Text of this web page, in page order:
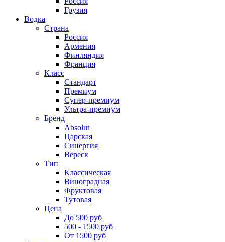
Грузия
Водка
Страна
Россия
Армения
Финляндия
Франция
Класс
Стандарт
Премиум
Супер-премиум
Ультра-премиум
Бренд
Absolut
Царская
Синергия
Вереск
Тип
Классическая
Виноградная
Фруктовая
Тутовая
Цена
До 500 руб
500 - 1500 руб
От 1500 руб